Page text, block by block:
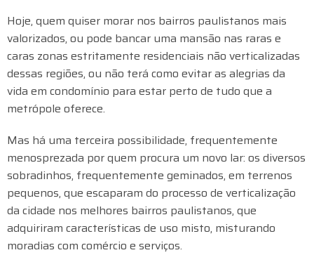
Hoje, quem quiser morar nos bairros paulistanos mais
valorizados, ou pode bancar uma mansão nas raras e
caras zonas estritamente residenciais não verticalizadas
dessas regiões, ou não terá como evitar as alegrias da
vida em condomínio para estar perto de tudo que a
metrópole oferece.
Mas há uma terceira possibilidade, frequentemente
menosprezada por quem procura um novo lar: os diversos
sobradinhos, frequentemente geminados, em terrenos
pequenos, que escaparam do processo de verticalização
da cidade nos melhores bairros paulistanos, que
adquiriram características de uso misto, misturando
moradias com comércio e serviços.